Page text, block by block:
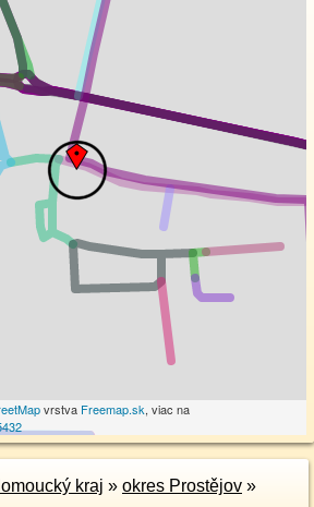
vrstva Freemap.sk, viac na
kraj » okres Prostějov »